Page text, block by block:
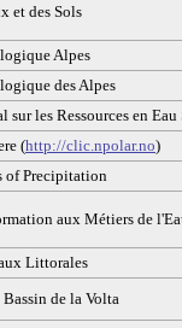
et des Sols
Alpes
des Alpes
les Ressources en Eau
(http://clic.npolar.no)
of Precipitation
aux Métiers de
Littorales
de la Volta